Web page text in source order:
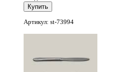
Артикул: st-73994